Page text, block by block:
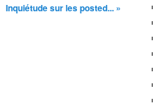
Inquiétude sur les posted... »